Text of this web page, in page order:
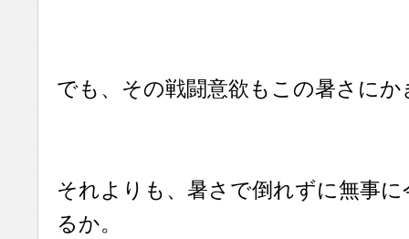
でも、その戦闘意欲もこの暑さにか
それよりも、暑さで倒れずに無事
るか。